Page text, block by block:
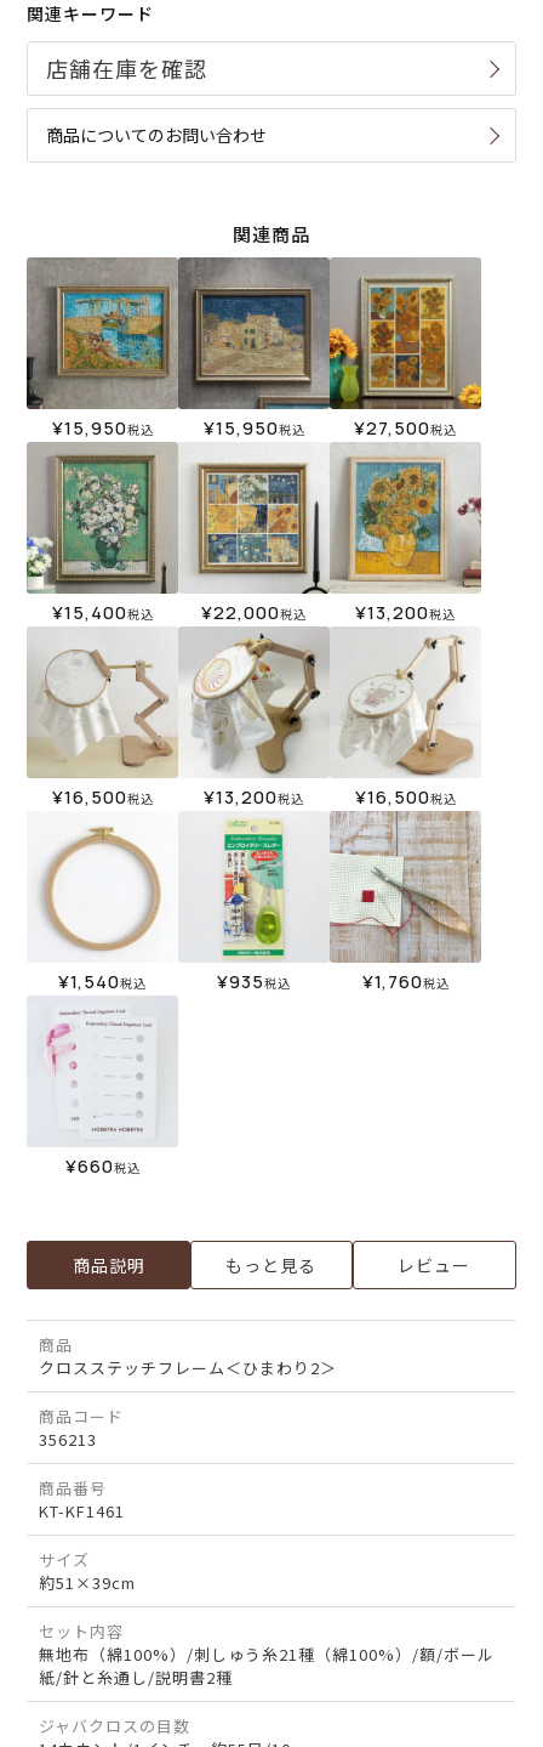
関連キーワード
商品についてのお問い合わせ
関連商品
¥15,950税込 ¥15,950税込 ¥27,500税込
¥15,400税込 ¥22,000税込 ¥13,200税込
¥16,500税込 ¥13,200税込 ¥16,500税込
¥1,540税込 ¥935税込 ¥1,760税込
¥660税込
商品説明 もっと見る レビュー
商品
クロスステッチフレーム＜ひまわり2＞
商品コード
356213
商品番号
KT-KF1461
サイズ
約51×39cm
セット内容
無地布（綿100%）/刺しゅう糸21種（綿100%）/額/ボール
紙/針と糸通し/説明書2種
ジャバクロスの目数